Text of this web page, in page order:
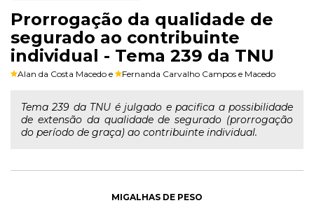
Prorrogação da qualidade de
segurado ao contribuinte
individual - Tema 239 da TNU
Alan da Costa Macedo e Fernanda Carvalho Campos e Macedo
Tema 239 da TNU é julgado e pacifica a possibilidade
de extensão da qualidade de segurado (prorrogação
do período de graça) ao contribuinte individual.
MIGALHAS DE PESO